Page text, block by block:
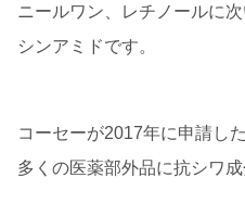
ニールワン、レチノールに
シンアミドです。
コーセーが2017年に申請し
多くの医薬部外品に抗シワ